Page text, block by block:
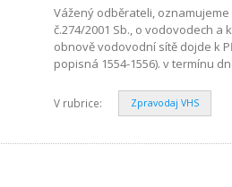
Vážený odběrateli,
č.274/2001 Sb., o vodovodech
obnově vodovodní sítě dojde k
popisná 1554-1556). v termínu
V rubrice: Zpravodaj VHS